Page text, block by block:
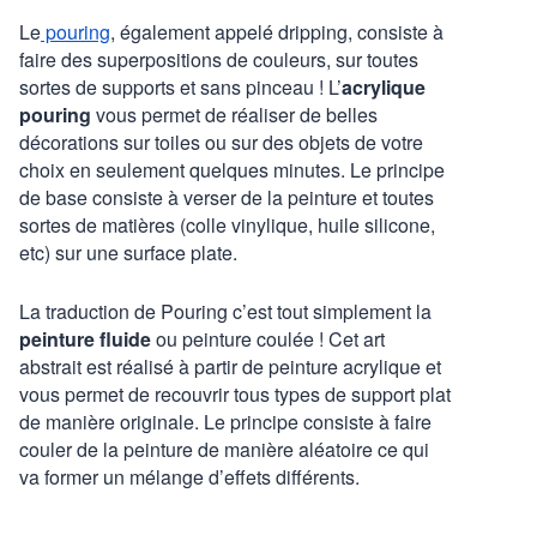
Lepouring, également appelé dripping, consiste à
faire des superpositions de couleurs, sur toutes
sortes de supports et sans pinceau ! L’acrylique
pouring vous permet de réaliser de belles
décorations sur toiles ou sur des objets de votre
choix en seulement quelques minutes. Le principe
de base consiste à verser de la peinture et toutes
sortes de matières (colle vinylique, huile silicone,
etc) sur une surface plate.
La traduction de Pouring c’est tout simplement la
peinture fluideou peinture coulée ! Cet art
abstrait est réalisé à partir de peinture acrylique et
vous permet de recouvrir tous types de support plat
de manière originale. Le principe consiste à faire
couler de la peinture de manière aléatoire ce qui
va former un mélange d’effets différents.